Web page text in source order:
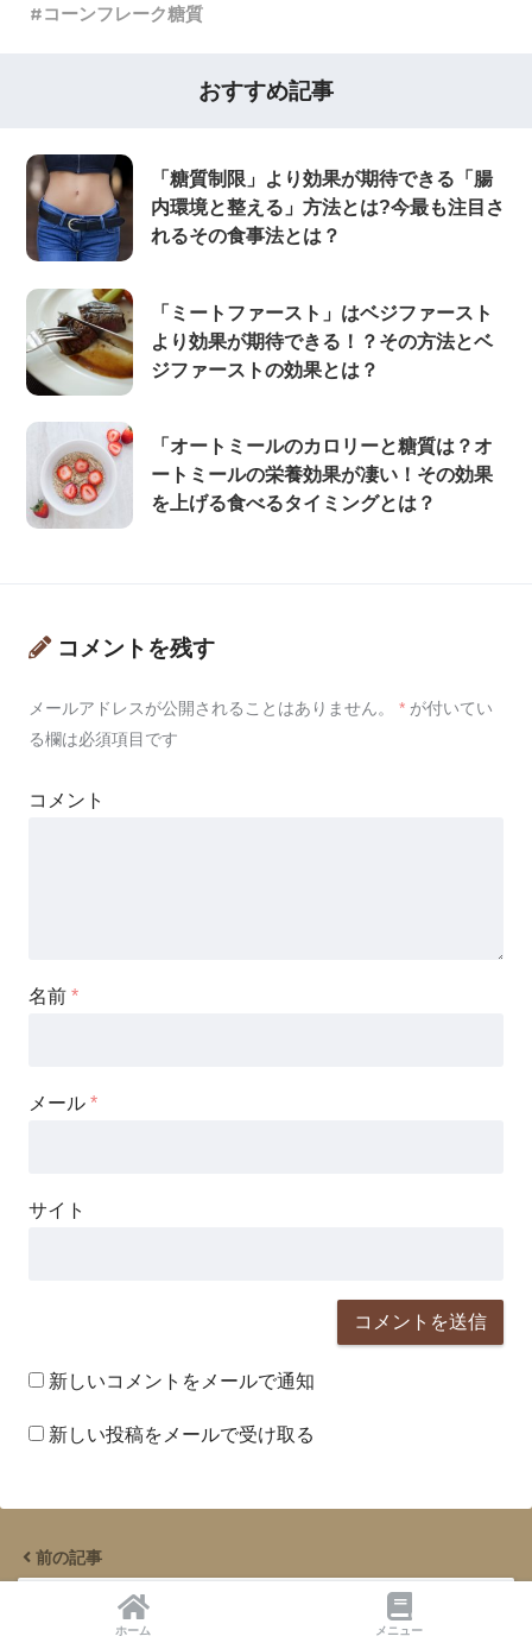
コーンフレーク糖質
おすすめ記事
「糖質制限」より効果が期待できる「腸
内環境と整える」方法とは?今最も注目さ
れるその食事法とは？
「ミートファースト」はベジファースト
より効果が期待できる！？その方法とベ
ジファーストの効果とは？
「オートミールのカロリーと糖質は？オ
ートミールの栄養効果が凄い！その効果
を上げる食べるタイミングとは？
コメントを残す
メールアドレスが公開されることはありません。 * が付いてい
る欄は必須項目です
コメント
名前 *
メール *
サイト
新しいコメントをメールで通知
新しい投稿をメールで受け取る
前の記事
寝る前に「シナモン」を飲むと「脂肪細胞」が
ホーム メニュー